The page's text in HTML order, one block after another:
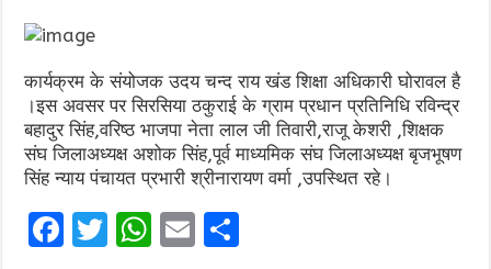
कार्यक्रम के संयोजक उदय चन्द राय खंड शिक्षा अधिकारी घोरावल है
।इस अवसर पर सिरसिया ठकुराई के ग्राम प्रधान प्रतिनिधि रविन्द्र
बहादुर सिंह,वरिष्ठ भाजपा नेता लाल जी तिवारी,राजू केशरी ,शिक्षक
संघ जिलाअध्यक्ष अशोक सिंह,पूर्व माध्यमिक संघ जिलाअध्यक्ष बृजभूषण
सिंह न्याय पंचायत प्रभारी श्रीनारायण वर्मा ,उपस्थित रहे।
F
T
W E